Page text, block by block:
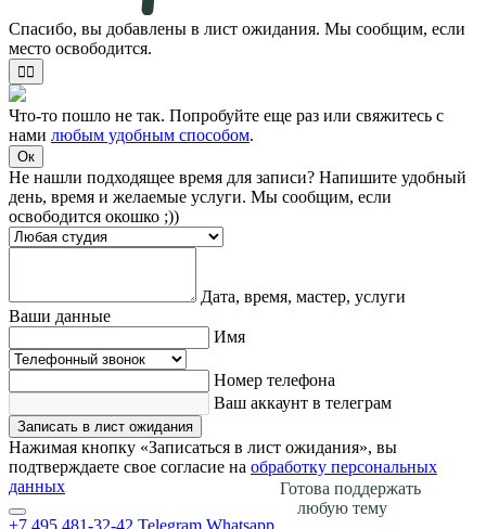
Готова поддержать
любую тему
Спасибо, вы добавлены в лист ожидания. Мы сообщим, если
место освободится.
✌🏻
Что-то пошло не так. Попробуйте еще раз или свяжитесь с
нами любым удобным способом.
Ок
Не нашли подходящее время для записи? Напишите удобный
день, время и желаемые услуги. Мы сообщим, если
освободится окошко ;))
Дата, время, мастер, услуги
Ваши данные
Имя
Номер телефона
Ваш аккаунт в телеграм
Записать в лист ожидания
Нажимая кнопку «Записаться в лист ожидания», вы
подтверждаете свое согласие на обработку персональных
данных
+7 495 481-32-42 Telegram Whatsapp